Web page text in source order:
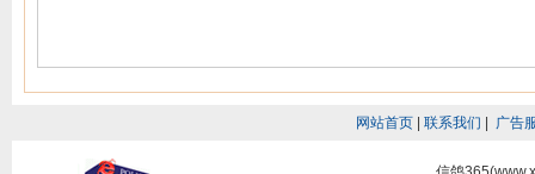
网站首页 联系我们 广告